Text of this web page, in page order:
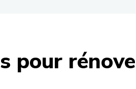
pour